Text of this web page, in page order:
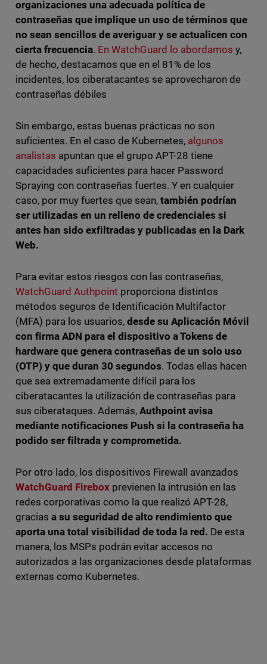
organizaciones una adecuada política de
contraseñas que implique un uso de términos que
no sean sencillos de averiguar y se actualicen con
cierta frecuencia. En WatchGuard lo abordamos y,
de hecho, destacamos que en el 81% de los
incidentes, los ciberatacantes se aprovecharon de
contraseñas débiles
Sin embargo, estas buenas prácticas no son
suficientes. En el caso de Kubernetes, algunos
analistas apuntan que el grupo APT-28 tiene
capacidades suficientes para hacer Password
Spraying con contraseñas fuertes. Y en cualquier
caso, por muy fuertes que sean,también podrían
ser utilizadas en un relleno de credenciales si
antes han sido exfiltradas y publicadas en la Dark
Web.
Para evitar estos riesgos con las contraseñas,
WatchGuard Authpoint proporciona distintos
métodos seguros de Identificación Multifactor
(MFA) para los usuarios, desde su Aplicación Móvil
con firma ADN para el dispositivo a Tokens de
hardware que genera contraseñas de un solo uso
(OTP) y que duran 30 segundos. Todas ellas hacen
que sea extremadamente difícil para los
ciberatacantes la utilización de contraseñas para
sus ciberataques. Además, Authpoint avisa
mediante notificaciones Push si la contraseña ha
podido ser filtrada y comprometida.
Por otro lado, los dispositivos Firewall avanzados
WatchGuard Firebox previenen la intrusión en las
redes corporativas como la que realizó APT-28,
gracias a su seguridad de alto rendimiento que
aporta una total visibilidad de toda la red. De esta
manera, los MSPs podrán evitar accesos no
autorizados a las organizaciones desde plataformas
externas como Kubernetes.